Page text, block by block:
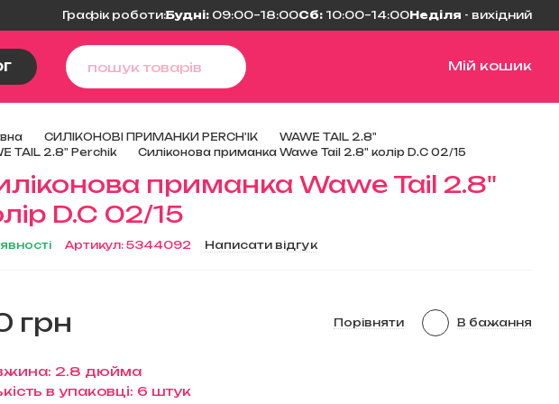
Графік роботи:Будні: 09:00–18:00Сб: 10:00–14:00Неділя - вихідний
Мій кошик
СИЛІКОНОВІ ПРИМАНКИ PERCH'IK
WAWE TAIL 2.8"
TAIL 2.8" Perchik
Силіконова приманка Wawe Tail 2.8" колір D.C 02/15
приманка Wawe Tail 2.8"
D.C 02/15
Артикул: 5344092 Написати відгук
грн Порівняти В бажання
2.8 дюйма
в упаковці: 6 штук